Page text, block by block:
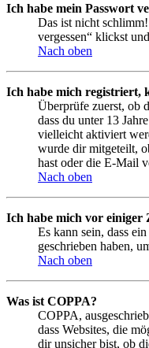
Ich habe mein Passwort
Das ist nicht
vergessen“ klickst
Nach oben
Ich habe mich registriert,
Überprüfe zuerst, ob
dass du unter 13
vielleicht aktiviert
wurde dir mitgeteilt,
hast oder die E-Mail
Nach oben
Ich habe mich vor einiger
Es kann sein, dass
geschrieben haben,
Nach oben
Was ist COPPA?
COPPA,
dass Websites, die
dir unsicher bist, ob